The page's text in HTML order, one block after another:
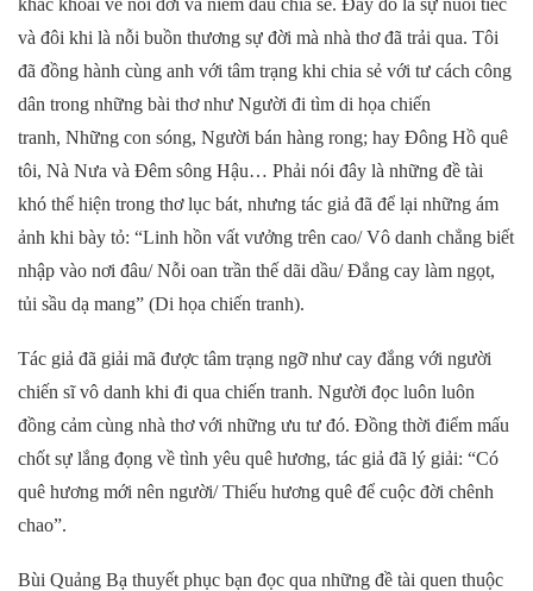
và đôi khi là nỗi buồn thương sự đời mà nhà thơ đã trải qua. Tôi
đã đồng hành cùng anh với tâm trạng khi chia sẻ với tư cách công
dân trong những bài thơ như Người đi tìm di họa chiến
tranh, Những con sóng, Người bán hàng rong; hay Đông Hồ quê
tôi, Nà Nưa và Đêm sông Hậu… Phải nói đây là những đề tài
khó thể hiện trong thơ lục bát, nhưng tác giả đã để lại những ám
ảnh khi bày tỏ: “Linh hồn vất vưởng trên cao/ Vô danh chẳng biết
nhập vào nơi đâu/ Nỗi oan trần thế dãi dầu/ Đắng cay làm ngọt,
tủi sầu dạ mang” (Di họa chiến tranh).
Tác giả đã giải mã được tâm trạng ngỡ như cay đắng với người
chiến sĩ vô danh khi đi qua chiến tranh. Người đọc luôn luôn
đồng cảm cùng nhà thơ với những ưu tư đó. Đồng thời điểm mấu
chốt sự lắng đọng về tình yêu quê hương, tác giả đã lý giải: “Có
quê hương mới nên người/ Thiếu hương quê để cuộc đời chênh
chao”.
Bùi Quảng Bạ thuyết phục bạn đọc qua những đề tài quen thuộc